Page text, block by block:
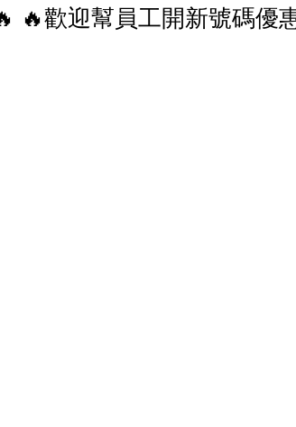
NOW 優惠 中國電信 優惠
🔥歡迎幫員工開新號碼優